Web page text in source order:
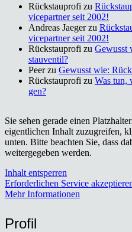
Rückstauprofi zu
vice­part­ner seit 2002!
Andreas Jaegerzu
vice­part­ner seit 2002!
Rückstauprofi zu Gewusst
stau­ven­til?
Peerzu Gewusst wie:
Rückstauprofi zu Was tun,
gen?
Sie sehen gerade einen
eigentlichen Inhalt zuzugreifen,
unten. Bitte beachten Sie, dass
weitergegeben werden.
Inhalt entsperren
Erforderlichen Service
Mehr Informationen
Pro­fil